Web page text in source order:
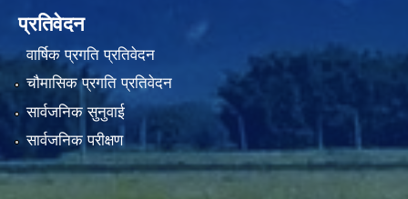
प्रतिवेदन
वार्षिक प्रगति प्रतिवेदन
चौमासिक प्रगति प्रतिवेदन
सार्वजनिक सुनुवाई
सार्वजनिक परीक्षण